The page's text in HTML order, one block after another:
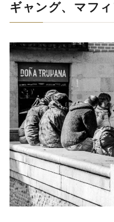
ギャング、マフ